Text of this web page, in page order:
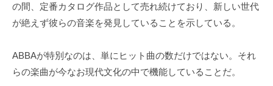
の間、定番カタログ作品として売れ続けており、新しい世代
が絶えず彼らの音楽を発見していることを示している。
ABBAが特別なのは、単にヒット曲の数だけではない。それ
らの楽曲が今なお現代文化の中で機能していることだ。